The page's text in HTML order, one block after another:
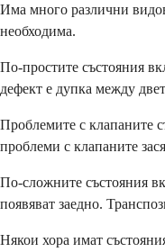
Има много различни
необходима.
По-простите състояния
дефект е дупка между
Проблемите с клапаните
проблеми с клапаните
По-сложните състояния
появяват заедно.
Някои хора имат